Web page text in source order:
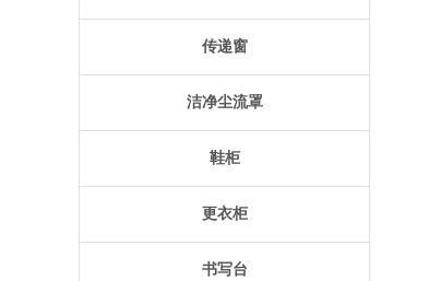
传递窗
洁净尘流罩
鞋柜
更衣柜
书写台